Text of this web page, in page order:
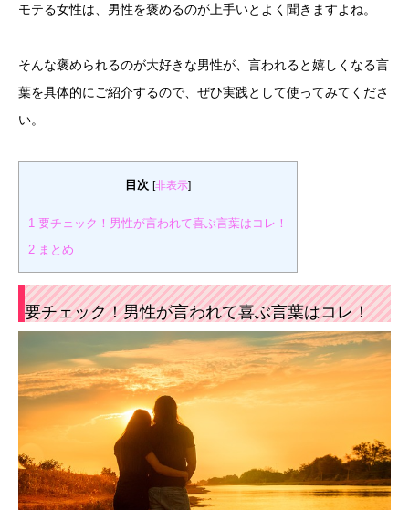
モテる女性は、男性を褒めるのが上手いとよく聞きますよね。
そんな褒められるのが大好きな男性が、言われると嬉しくなる言
葉を具体的にご紹介するので、ぜひ実践として使ってみてくださ
い。
目次 [非表示]
1 要チェック！男性が言われて喜ぶ言葉はコレ！
2 まとめ
要チェック！男性が言われて喜ぶ言葉はコレ！